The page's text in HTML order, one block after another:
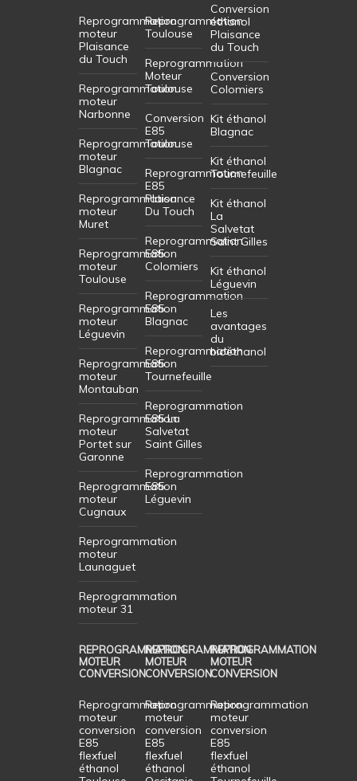
Reprogrammation
moteur
Plaisance
du Touch
Reprogrammation
moteur
Narbonne
Reprogrammation
moteur
Blagnac
Reprogrammation
moteur
Muret
Reprogrammation
moteur
Toulouse
Reprogrammation
moteur
Léguevin
Reprogrammation
moteur
Montauban
Reprogrammation
moteur
Portet sur
Garonne
Reprogrammation
moteur
Cugnaux
Reprogrammation
moteur
Launaguet
Reprogrammation
moteur 31
Reprogrammation
Toulouse
Reprogrammation
Moteur
Toulouse
Conversion
E85
Toulouse
Reprogrammation
E85
Plaisance
Du Touch
Reprogrammation
E85
Colomiers
Reprogrammation
E85
Blagnac
Reprogrammation
E85
Tournefeuille
Reprogrammation
E85 La
Salvetat
Saint Gilles
Reprogrammation
E85
Léguevin
Conversion
éthanol
Plaisance
du Touch
Conversion
Colomiers
Kit éthanol
Blagnac
Kit éthanol
Tournefeuille
Kit éthanol
La
Salvetat
Saint Gilles
Kit éthanol
Léguevin
Les
avantages
du
bioéthanol
REPROGRAMMATION
MOTEUR
CONVERSION
Reprogrammation
moteur
conversion
E85
flexfuel
éthanol
REPROGRAMMATION
MOTEUR
CONVERSION
Reprogrammation
moteur
conversion
E85
flexfuel
éthanol
REPROGRAMMATION
MOTEUR
CONVERSION
Reprogrammation
moteur
conversion
E85
flexfuel
éthanol